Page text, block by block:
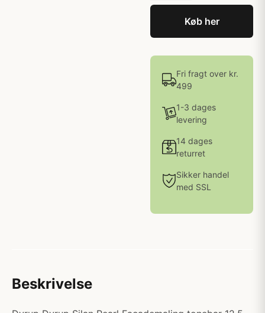
Køb her
Fri fragt over kr.
499
1-3 dages
levering
14 dages
returret
Sikker handel
med SSL
Beskrivelse